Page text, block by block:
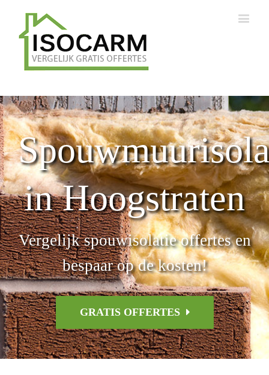
in Hoogstraten
Vergelijk spouwisolatie offertes en
bespaar op de kosten!
GRATIS OFFERTES